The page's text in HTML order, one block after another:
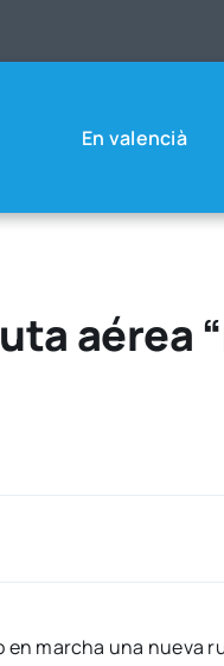
En valen­cià
aérea
en mar­cha una nue­va